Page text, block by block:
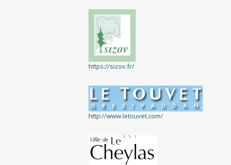
https://sizov.fr/
http://www.letouvet.com/